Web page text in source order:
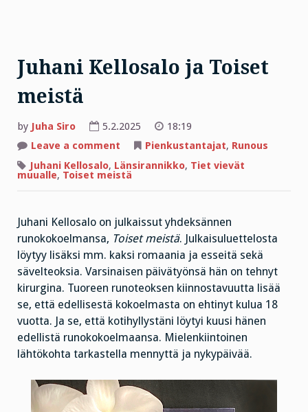
Juhani Kellosalo ja Toiset
meistä
by Juha Siro 5.2.2025
18:19
Leave a comment
Kellosalo
ja
Pienkustantajat, Runous
Juhani Kellosalo, Länsirannikko, Tiet vievät
muualle, Toiset meistä
Juhani Kellosalo on julkaissut yhdeksännen
runokokoelmansa, Toiset meistä. Julkaisuluettelosta
löytyy lisäksi mm. kaksi romaania ja esseitä sekä
sävelteoksia. Varsinaisen päivätyönsä hän on tehnyt
kirurgina. Tuoreen runoteoksen kiinnostavuutta lisää
se, että edellisestä kokoelmasta on ehtinyt kulua 18
vuotta. Ja se, että kotihyllystäni löytyi kuusi hänen
edellistä runokokoelmaansa. Mielenkiintoinen
lähtökohta tarkastella mennyttä ja nykypäivää.